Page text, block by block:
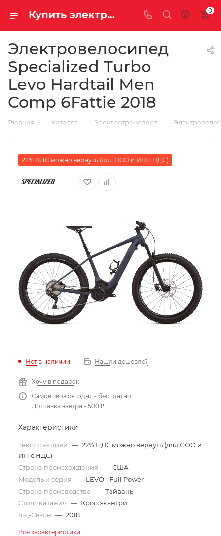
Купить электровелосипед Specialized Turbo Levo Hardtail Men Comp 6Fattie 2018 за 439890.00000000 рублей в Саратове и Энгельсе в рассрочку или кредит выгодно 0
Электровелосипед
Specialized Turbo
Levo Hardtail Men
Comp 6Fattie 2018
Главная — Каталог — Электротранспорт —
22% НДС можно вернуть (для ООО и ИП с НДС)
Нет в наличии Нашли дешевле?
Хочу в подарок
Самовывоз сегодня - бесплатно
Доставка завтра - 500 ₽
Характеристики
Текст с акцией — 22% НДС можно вернуть (для ООО и
ИП с НДС)
Страна происхождения — США
Модель и серия — LEVO - Full Power
Страна производства — Тайвань
Стиль катания — Кросс-кантри
Год-Сезон — 2018
Все характеристики